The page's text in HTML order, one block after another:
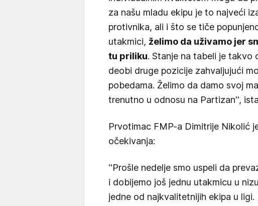
za našu mladu ekipu je to najveći
protivnika, ali i što se tiče
utakmici, želimo da uživamo jer
tu priliku. Stanje na tabeli je takvo
deobi druge pozicije zahvaljujući
pobedama. Želimo da damo svoj
trenutno u odnosu na Partizan'',
Prvotimac FMP-a Dimitrije Nikolić
očekivanja:
''Prošle nedelje smo uspeli da
i dobijemo još jednu utakmicu u
jedne od najkvalitetnijih ekipa u